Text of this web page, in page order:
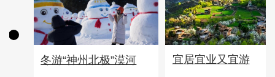
冬游“神州北极”漠河 宜居宜业又宜游